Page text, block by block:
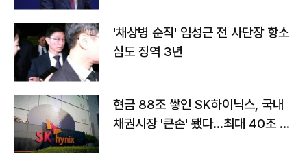
'채상병 순직' 임성근 전 사단장 항소
심도 징역 3년
현금 88조 쌓인 SK하이닉스, 국내
채권시장 '큰손' 됐다…최대 40조 투